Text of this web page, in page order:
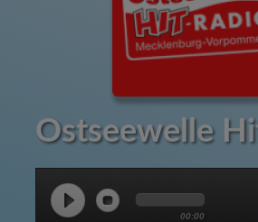
Ostseewelle
00:00